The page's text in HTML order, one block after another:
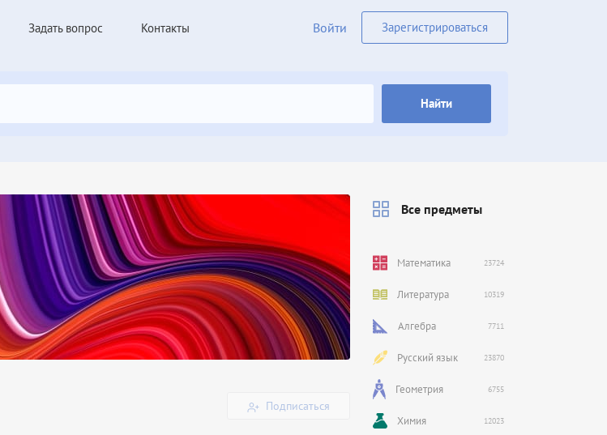
Задать вопрос Контакты Войти Зарегистрироваться
Найти
Подписаться
Все предметы
Математика 23724
Литература 10319
Алгебра 7711
Русский язык 23870
Геометрия 6755
Химия 12023